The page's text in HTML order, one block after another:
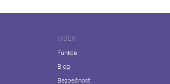
VIBER
Funkce
Blog
Bezpečnost